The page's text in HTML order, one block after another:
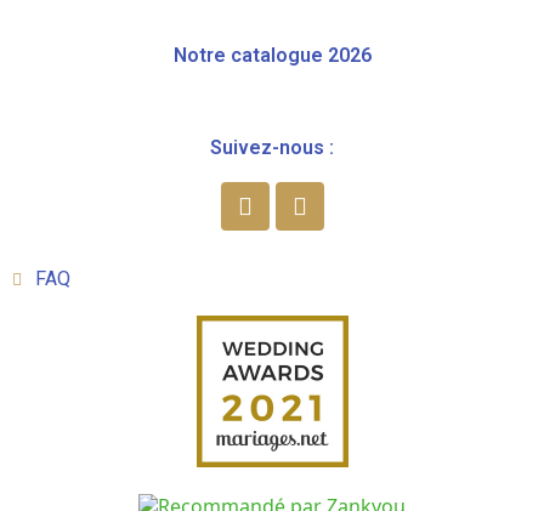
Notre catalogue 2026
Suivez-nous :
FAQ